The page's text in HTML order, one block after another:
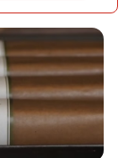
愉しみくださ
送りします。